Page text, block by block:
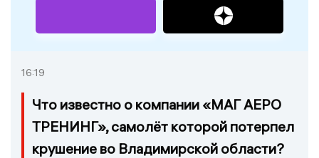
16:19
Что известно о компании «МАГ АЕРО
ТРЕНИНГ», самолёт которой потерпел
крушение во Владимирской области?